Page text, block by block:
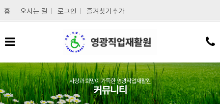
홈
오시는 길 로그인 즐겨찾기추가
사랑과 희망이 가득한 영광직업재활원
커뮤니티